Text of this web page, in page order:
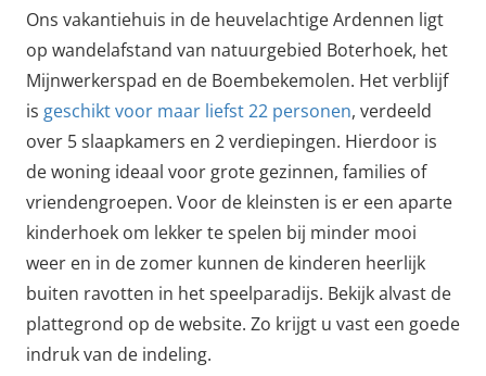
Ons vakantiehuis in de heuvelachtige Ardennen ligt
op wandelafstand van natuurgebied Boterhoek, het
Mijnwerkerspad en de Boembekemolen. Het verblijf
is geschikt voor maar liefst 22 personen, verdeeld
over 5 slaapkamers en 2 verdiepingen. Hierdoor is
de woning ideaal voor grote gezinnen, families of
vriendengroepen. Voor de kleinsten is er een aparte
kinderhoek om lekker te spelen bij minder mooi
weer en in de zomer kunnen de kinderen heerlijk
buiten ravotten in het speelparadijs. Bekijk alvast de
plattegrond op de website. Zo krijgt u vast een goede
indruk van de indeling.